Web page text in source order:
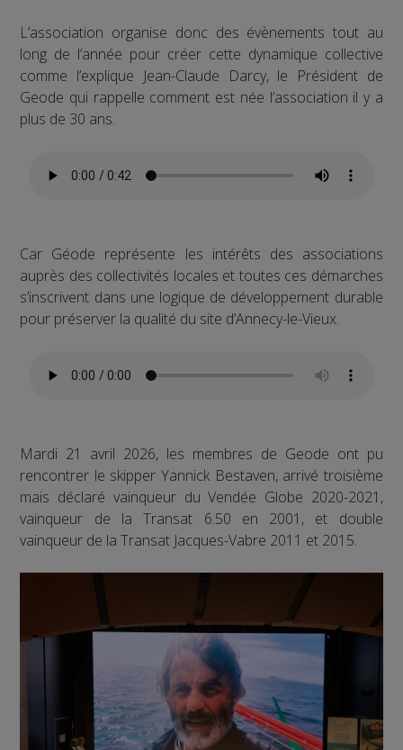
L’association organise donc des évènements tout au
long de l’année pour créer cette dynamique collective
comme l’explique Jean-Claude Darcy, le Président de
Geode qui rappelle comment est née l’association il y a
plus de 30 ans.
Car Géode représente les intérêts des associations
auprès des collectivités locales et toutes ces démarches
s’inscrivent dans une logique de développement durable
pour préserver la qualité du site d’Annecy-le-Vieux.
Mardi 21 avril 2026, les membres de Geode ont pu
rencontrer le skipper Yannick Bestaven, arrivé troisième
mais déclaré vainqueur du Vendée Globe 2020-2021,
vainqueur de la Transat 6.50 en 2001, et double
vainqueur de la Transat Jacques-Vabre 2011 et 2015.